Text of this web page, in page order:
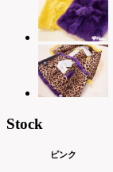
Stock
ピンク